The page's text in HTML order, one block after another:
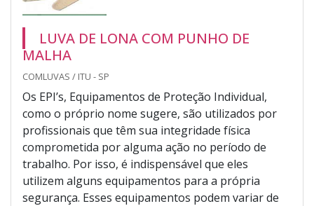
LUVA DE LONA COM PUNHO DE
MALHA
COMLUVAS / ITU - SP
Os EPI’s, Equipamentos de Proteção Individual,
como o próprio nome sugere, são utilizados por
profissionais que têm sua integridade física
comprometida por alguma ação no período de
trabalho. Por isso, é indispensável que eles
utilizem alguns equipamentos para a própria
segurança. Esses equipamentos podem variar de